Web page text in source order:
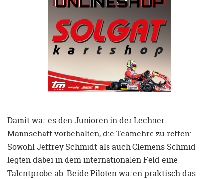
Damit war es den Junioren in der Lechner-
Mannschaft vorbehalten, die Teamehre zu retten:
Sowohl Jeffrey Schmidt als auch Clemens Schmid
legten dabei in dem internationalen Feld eine
Talentprobe ab. Beide Piloten waren praktisch das